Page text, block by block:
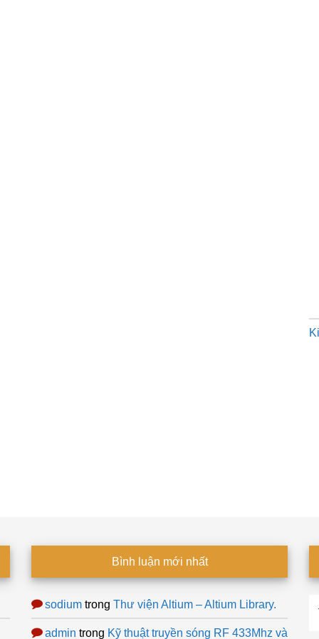
Bình luận mới nhất
sodium trong Thư viện Altium – Altium Library.
admin trong Kỹ thuật truyền sóng RF 433Mhz và